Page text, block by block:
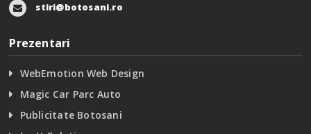
stiri@botosani.ro
Prezentari
WebEmotion Web Design
Magic Car Parc Auto
Publicitate Botosani